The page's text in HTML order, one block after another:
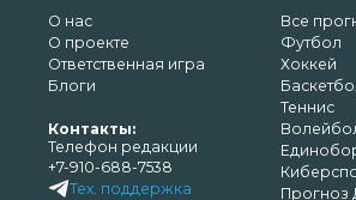
О нас
О проекте
Ответственная игра
Блоги
Контакты:
Телефон редакции
+7-910-688-7538
Тех. поддержка
Все
Футбол
Хоккей
Теннис
Прогноз